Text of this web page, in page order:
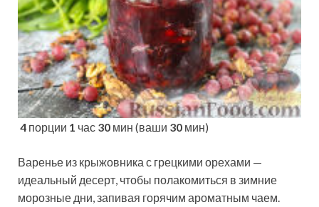
4 порции 1 час 30 мин (ваши 30 мин)
Варенье из крыжовника с грецкими орехами —
идеальный десерт, чтобы полакомиться в зимние
морозные дни, запивая горячим ароматным чаем.